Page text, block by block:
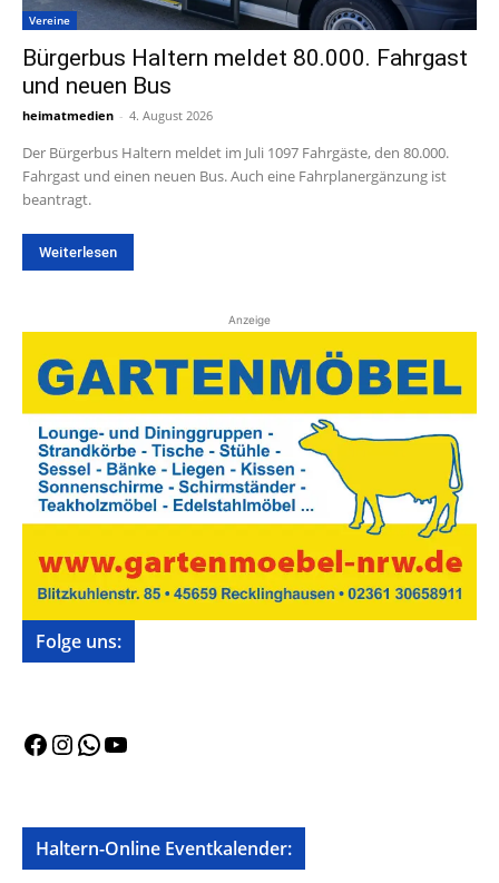
Vereine
Bürgerbus Haltern meldet 80.000. Fahrgast
und neuen Bus
heimatmedien - 4. August 2026
Der Bürgerbus Haltern meldet im Juli 1097 Fahrgäste, den 80.000.
Fahrgast und einen neuen Bus. Auch eine Fahrplanergänzung ist
beantragt.
Weiterlesen
Anzeige
Folge uns:
Facebook
Instagram
WhatsApp
YouTube
Haltern-Online Eventkalender: